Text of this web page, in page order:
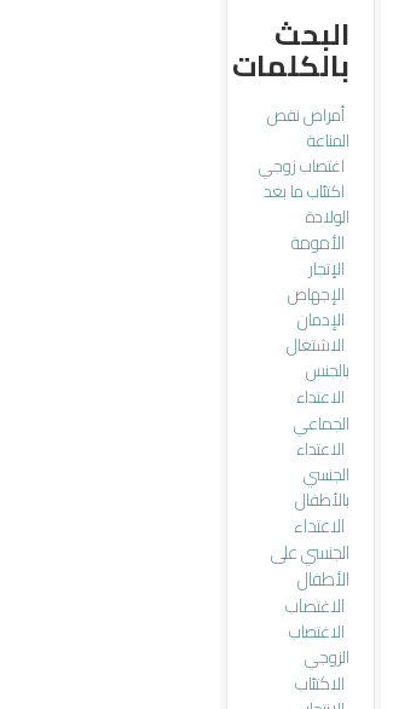
البحث
بالكلمات
أمراض نقص
المناعة
اغتصاب زوجي
اكتئاب ما بعد
الولادة
الأمومة
الإتجار
الإجهاض
الإدمان
الاشتغال
بالجنس
الاعتداء
الجماعي
الاعتداء
الجنسي
بالأطفال
الاعتداء
الجنسي على
الأطفال
الاغتصاب
الاغتصاب
الزوجي
الاكتئاب